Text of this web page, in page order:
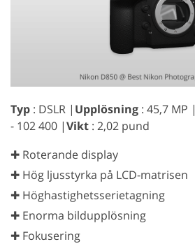
Typ : DSLR | Upplösning : 45,7 MP |
- 102 400 |Vikt : 2,02 pund
✚ Roterande display
✚ Hög ljusstyrka på LCD-matrisen
✚ Höghastighetsserietagning
✚ Enorma bildupplösning
✚ Fokusering